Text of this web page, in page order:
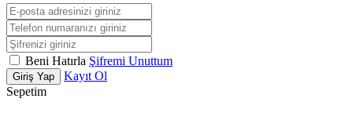
Beni Hatırla Şifremi Unuttum
Giriş Yap
Kayıt Ol
Sepetim